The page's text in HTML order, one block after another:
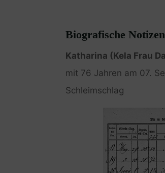
Biografische Notizen
Katharina (Kela Frau
mit 76 Jahren am 07.
Schleimschlag